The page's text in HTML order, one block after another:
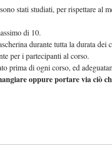
stati studiati, per rispettare al
di 10.
durante tutta la durata dei
per i partecipanti al corso.
prima di ogni corso, ed
oppure portare via ciò